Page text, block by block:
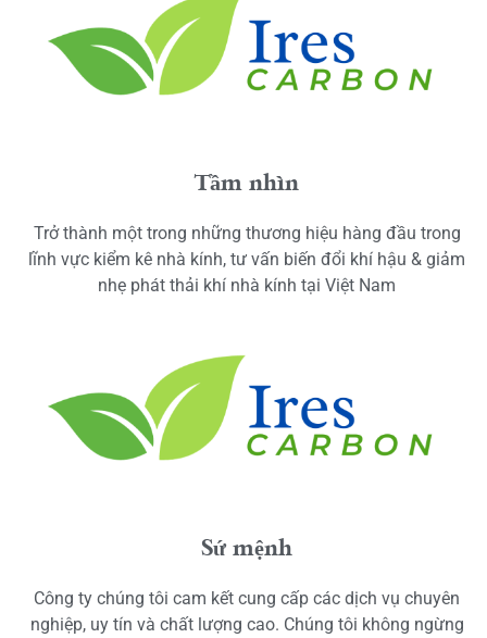
Tầm nhìn
Trở thành một trong những thương hiệu hàng đầu trong
lĩnh vực kiểm kê nhà kính, tư vấn biến đổi khí hậu & giảm
nhẹ phát thải khí nhà kính tại Việt Nam
Sứ mệnh
Công ty chúng tôi cam kết cung cấp các dịch vụ chuyên
nghiệp, uy tín và chất lượng cao. Chúng tôi không ngừng